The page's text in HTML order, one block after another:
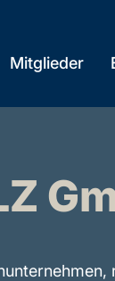
Mitglieder